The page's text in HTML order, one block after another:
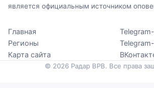
является официальным источником
Главная
Регионы
Карта сайта
© 2026 Радар ВРВ. Все права